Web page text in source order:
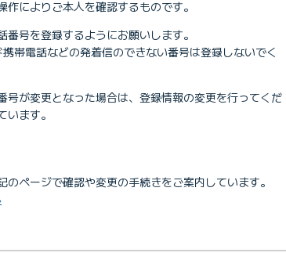
によりご本人を確認するものです。
号を登録するようにお願いします。
帯電話などの発着信のできない番号は登録しないでく
号が変更となった場合は、登録情報の変更を行ってくだ
ます。
ページで確認や変更の手続きをご案内しています。